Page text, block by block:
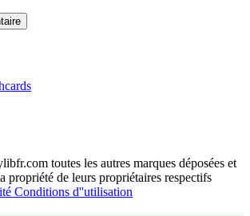
toutes les autres marques déposées et
propriété de leurs propriétaires respectifs
Conditions d''utilisation